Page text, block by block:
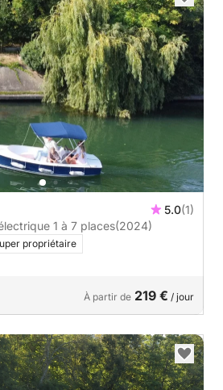
5.0(1)
1 à 7 places(2024)
propriétaire
À partir de 219 € / jour